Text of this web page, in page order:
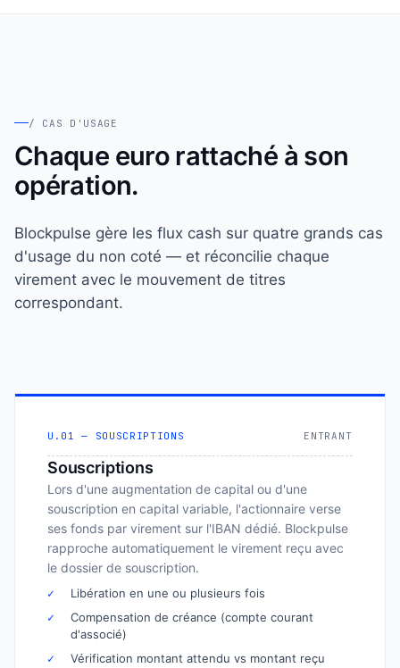
/ CAS D'USAGE
Chaque euro rattaché à son
opération.
Blockpulse gère les flux cash sur quatre grands cas
d'usage du non coté — et réconcilie chaque
virement avec le mouvement de titres
correspondant.
U.01 — SOUSCRIPTIONS ENTRANT
Souscriptions
Lors d'une augmentation de capital ou d'une
souscription en capital variable, l'actionnaire verse
ses fonds par virement sur l'IBAN dédié. Blockpulse
rapproche automatiquement le virement reçu avec
le dossier de souscription.
✓
Libération en une ou plusieurs fois
✓
Compensation de créance (compte courant
d'associé)
✓ Vérification montant attendu vs montant reçu